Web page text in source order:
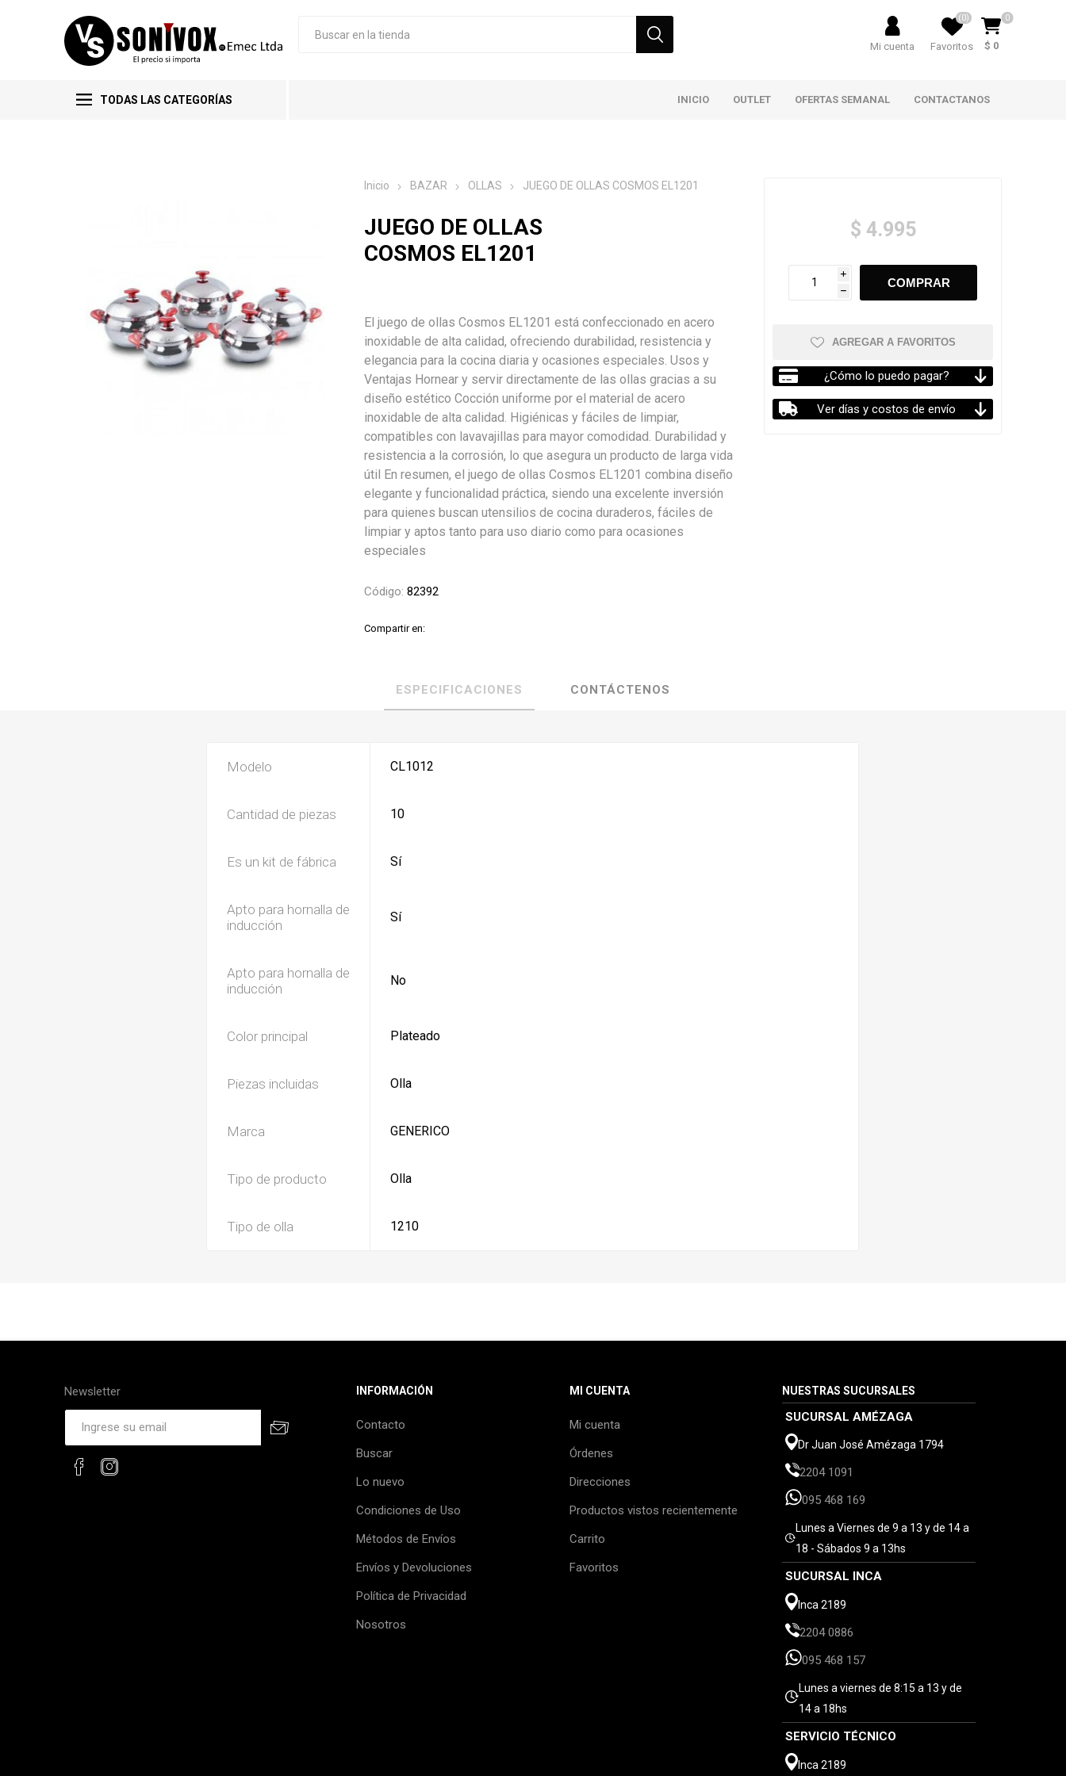
Mi cuenta Favoritos
(0) 0
$ 0
TODAS LAS CATEGORÍAS INICIO OUTLET OFERTAS SEMANAL CONTACTANOS
Inicio BAZAR OLLAS JUEGO DE OLLAS COSMOS EL1201
JUEGO DE OLLAS
COSMOS EL1201
El juego de ollas Cosmos EL1201 está confeccionado en acero
inoxidable de alta calidad, ofreciendo durabilidad, resistencia y
elegancia para la cocina diaria y ocasiones especiales. Usos y
Ventajas Hornear y servir directamente de las ollas gracias a su
diseño estético Cocción uniforme por el material de acero
inoxidable de alta calidad. Higiénicas y fáciles de limpiar,
compatibles con lavavajillas para mayor comodidad. Durabilidad y
resistencia a la corrosión, lo que asegura un producto de larga vida
útil En resumen, el juego de ollas Cosmos EL1201 combina diseño
elegante y funcionalidad práctica, siendo una excelente inversión
para quienes buscan utensilios de cocina duraderos, fáciles de
limpiar y aptos tanto para uso diario como para ocasiones
especiales
Código: 82392
Compartir en:
$ 4.995
i
h
AGREGAR A FAVORITOS
¿Cómo lo puedo pagar?
Ver días y costos de envío
ESPECIFICACIONES CONTÁCTENOS
Modelo CL1012
Cantidad de piezas 10
Es un kit de fábrica Sí
Apto para hornalla de
inducción
Sí
Apto para hornalla de
inducción
No
Color principal Plateado
Piezas incluidas Olla
Marca GENERICO
Tipo de producto Olla
Tipo de olla 1210
Newsletter INFORMACIÓN
Contacto
Buscar
Lo nuevo
Condiciones de Uso
Métodos de Envíos
Envíos y Devoluciones
Política de Privacidad
Nosotros
MI CUENTA
Mi cuenta
Órdenes
Direcciones
Productos vistos recientemente
Carrito
Favoritos
NUESTRAS SUCURSALES
SUCURSAL AMÉZAGA
Dr Juan José Amézaga 1794
2204 1091
095 468 169
Lunes a Viernes de 9 a 13 y de 14 a
18 - Sábados 9 a 13hs
SUCURSAL INCA
Inca 2189
2204 0886
095 468 157
Lunes a viernes de 8:15 a 13 y de
14 a 18hs
SERVICIO TÉCNICO
Inca 2189